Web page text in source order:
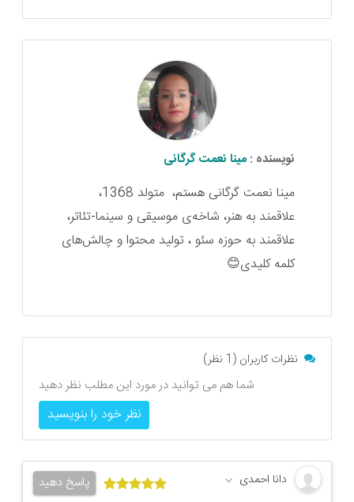
نویسنده :مینا نعمت گرگانی
مینا نعمت گرگانی هستم، متولد 1368،
علاقمند به هنر، شاخه‌ی موسیقی و سینما-تئاتر،
علاقمند به حوزه سئو ، تولید محتوا و چالش‌های
کلمه کلیدی😊
نظرات کاربران (1 نظر)
شما هم می توانید در مورد این مطلب نظر دهید
نظر خود را بنویسید
دانا احمدی پاسخ دهید